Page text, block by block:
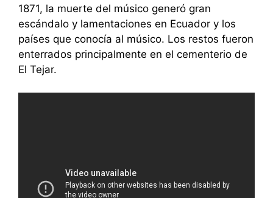
1871, la muerte del músico generó gran
escándalo y lamentaciones en Ecuador y los
países que conocía al músico. Los restos fueron
enterrados principalmente en el cementerio de
El Tejar.